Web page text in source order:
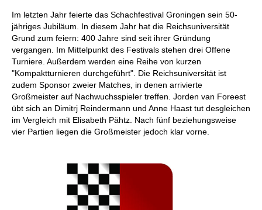
Im letzten Jahr feierte das Schachfestival Groningen sein 50-
jähriges Jubiläum. In diesem Jahr hat die Reichsuniversität
Grund zum feiern: 400 Jahre sind seit ihrer Gründung
vergangen. Im Mittelpunkt des Festivals stehen drei Offene
Turniere. Außerdem werden eine Reihe von kurzen
"Kompaktturnieren durchgeführt". Die Reichsuniversität ist
zudem Sponsor zweier Matches, in denen arrivierte
Großmeister auf Nachwuchsspieler treffen. Jorden van Foreest
übt sich an Dimitrj Reindermann und Anne Haast tut desgleichen
im Vergleich mit Elisabeth Pähtz. Nach fünf beziehungsweise
vier Partien liegen die Großmeister jedoch klar vorne.